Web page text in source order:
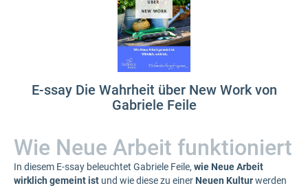
E-ssay Die Wahrheit über New Work von
Gabriele Feile
Wie Neue Arbeit funktioniert
In diesem E-ssay beleuchtet Gabriele Feile, wie Neue Arbeit
wirklich gemeint ist und wie diese zu einer Neuen Kulturwerden